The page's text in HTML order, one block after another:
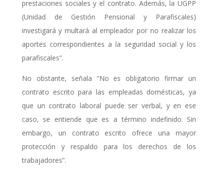
prestaciones sociales y el contrato. Además, la UGPP
(Unidad de Gestión Pensional y Parafiscales)
investigará y multará al empleador por no realizar los
aportes correspondientes a la seguridad social y los
parafiscales”.
No obstante, señala “No es obligatorio firmar un
contrato escrito para las empleadas domésticas, ya
que un contrato laboral puede ser verbal, y en ese
caso, se entiende que es a término indefinido. Sin
embargo, un contrato escrito ofrece una mayor
protección y respaldo para los derechos de los
trabajadores”.